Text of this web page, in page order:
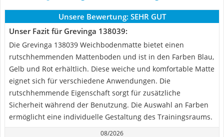
Unsere Bewertung: SEHR GUT
Unser Fazit für Grevinga 138039:
Die Grevinga 138039 Weichbodenmatte bietet einen
rutschhemmenden Mattenboden und ist in den Farben Blau,
Gelb und Rot erhältlich. Diese weiche und komfortable Matte
eignet sich für verschiedene Anwendungen. Die
rutschhemmende Eigenschaft sorgt für zusätzliche
Sicherheit während der Benutzung. Die Auswahl an Farben
ermöglicht eine individuelle Gestaltung des Trainingsraums.
08/2026